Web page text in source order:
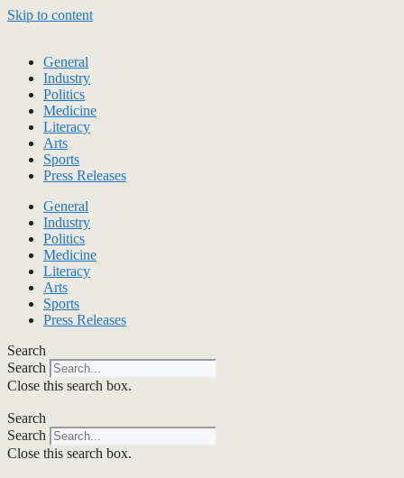
Skip to content
General
Industry
Politics
Medicine
Literacy
Arts
Sports
Press Releases
General
Industry
Politics
Medicine
Literacy
Arts
Sports
Press Releases
Search
Search
Close this search box.
Search
Search
Close this search box.